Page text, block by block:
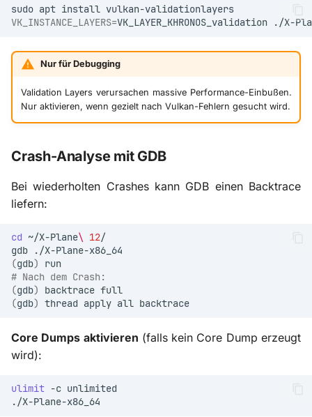
sudo apt install
VK_INSTANCE_LAYERS=VK_LAYER_KHRONOS_validation
Nur für Debugging
Validation Layers verursachen massive Performance-Einbußen.
Nur aktivieren, wenn gezielt nach Vulkan-Fehlern gesucht wird.
Crash-Analyse mit GDB
Bei wiederholten Crashes kann GDB einen Backtrace
liefern:
cd ~/X-Plane\ 12
gdb
(gdb)
# Nach dem Crash:
(gdb) backtrace
(gdb) thread apply all
Core Dumps aktivieren (falls kein Core Dump erzeugt
wird):
ulimit -c